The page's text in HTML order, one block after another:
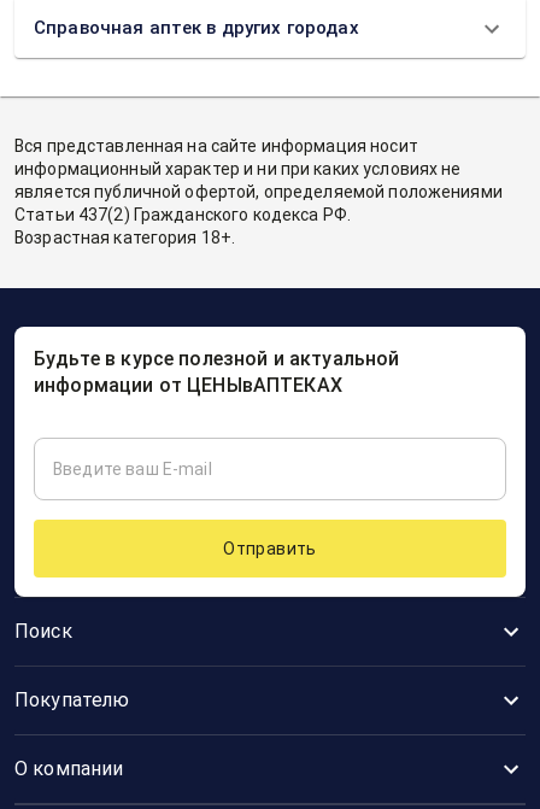
Справочная аптек в других городах
Вся представленная на сайте информация носит
информационный характер и ни при каких условиях не
является публичной офертой, определяемой положениями
Статьи 437(2) Гражданского кодекса РФ.
Возрастная категория 18+.
Поиск
Покупателю
О компании
Будьте в курсе полезной и актуальной
информации от ЦЕНЫвАПТЕКАХ
Отправить